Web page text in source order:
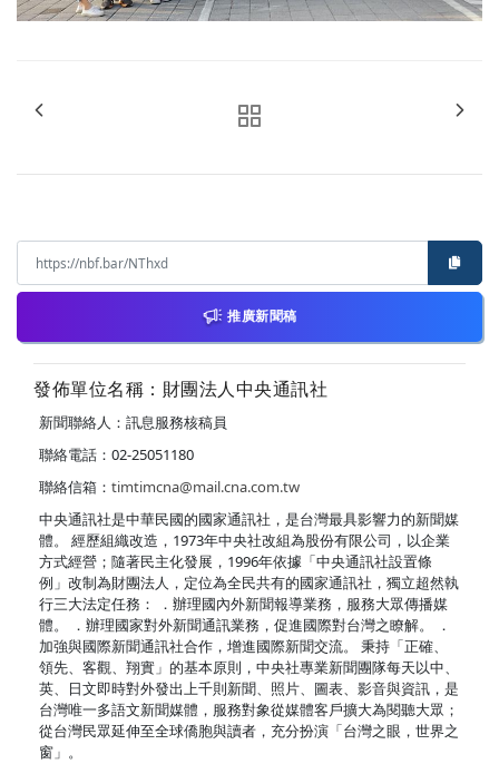
推廣新聞稿
發佈單位名稱：財團法人中央通訊社
新聞聯絡人：訊息服務核稿員
聯絡電話：02-25051180
聯絡信箱： timtimcna@mail.cna.com.tw
中央通訊社是中華民國的國家通訊社，是台灣最具影響力的新聞媒
體。 經歷組織改造，1973年中央社改組為股份有限公司，以企業
方式經營；隨著民主化發展，1996年依據「中央通訊社設置條
例」改制為財團法人，定位為全民共有的國家通訊社，獨立超然執
行三大法定任務： ．辦理國內外新聞報導業務，服務大眾傳播媒
體。 ．辦理國家對外新聞通訊業務，促進國際對台灣之瞭解。 ．
加強與國際新聞通訊社合作，增進國際新聞交流。 秉持「正確、
領先、客觀、翔實」的基本原則，中央社專業新聞團隊每天以中、
英、日文即時對外發出上千則新聞、照片、圖表、影音與資訊，是
台灣唯一多語文新聞媒體，服務對象從媒體客戶擴大為閱聽大眾；
從台灣民眾延伸至全球僑胞與讀者，充分扮演「台灣之眼，世界之
窗」。